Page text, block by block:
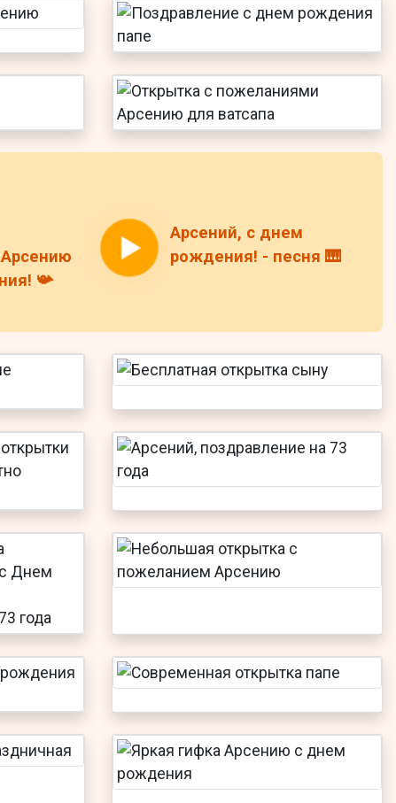
📯
Арсений, с днем
рождения! - песня 🎹